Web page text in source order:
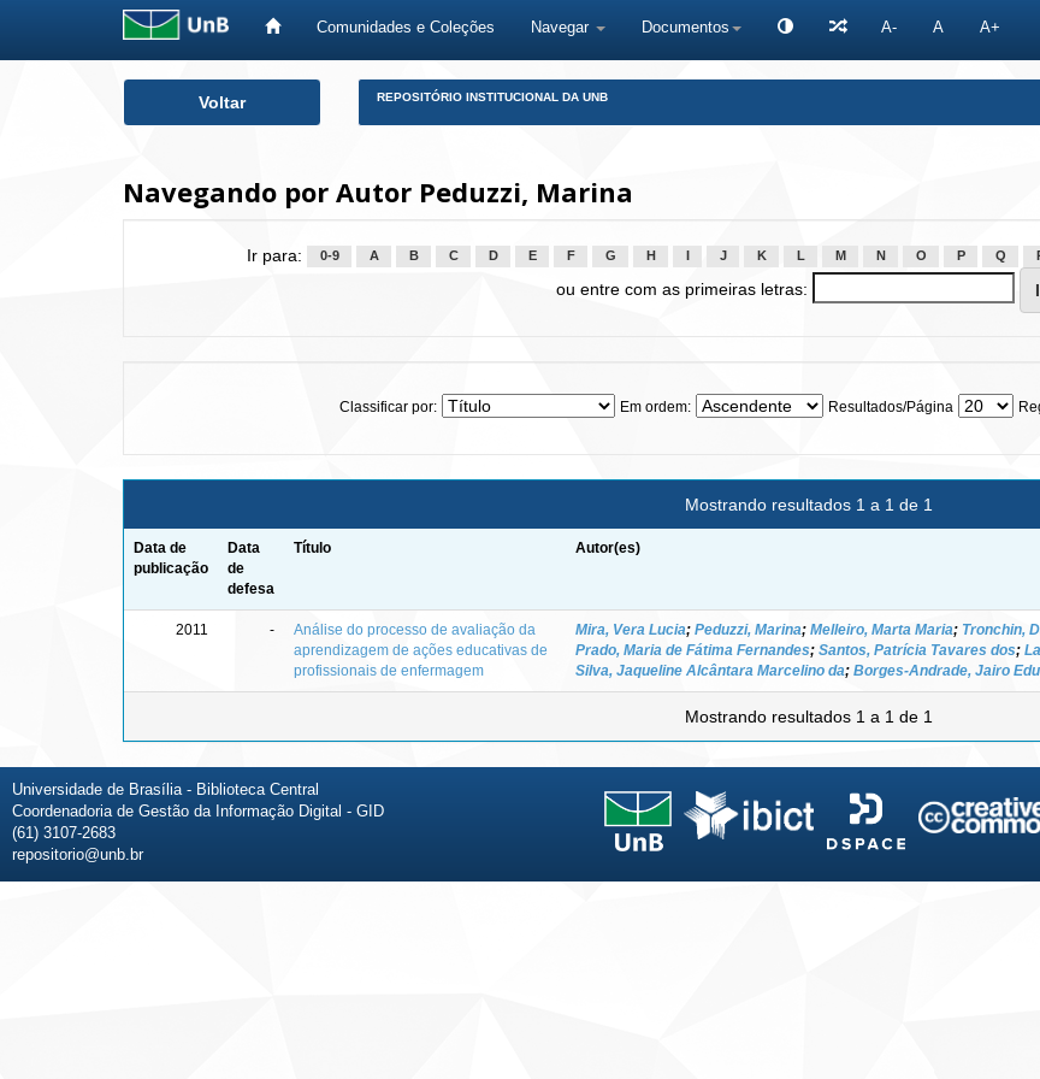
Comunidades e Coleções Navegar Documentos A- A A+
Voltar REPOSITÓRIO INSTITUCIONAL DA UNB
Navegando por Autor Peduzzi, Marina
Ir para: 0-9 A B C D E F G H J K L M N O P Q
ou entre com as primeiras letras:
Classificar por: Em ordem: Resultados/Página
Mostrando resultados 1 a 1 de 1
Data de
publicação
Data
de
defesa
Título Autor(es)
2011 -
Análise do processo de avaliação da
aprendizagem de ações educativas de
profissionais de enfermagem
Mira, Vera Lucia; Peduzzi, Marina; Melleiro, Marta Maria; Tronchin,
Prado, Maria de Fátima Fernandes; Santos, Patrícia Tavares dos;
Silva, Jaqueline Alcântara Marcelino da; Borges-Andrade, Jairo
Mostrando resultados 1 a 1 de 1
Universidade de Brasília - Biblioteca Central
Coordenadoria de Gestão da Informação Digital - GID
(61) 3107-2683
repositorio@unb.br